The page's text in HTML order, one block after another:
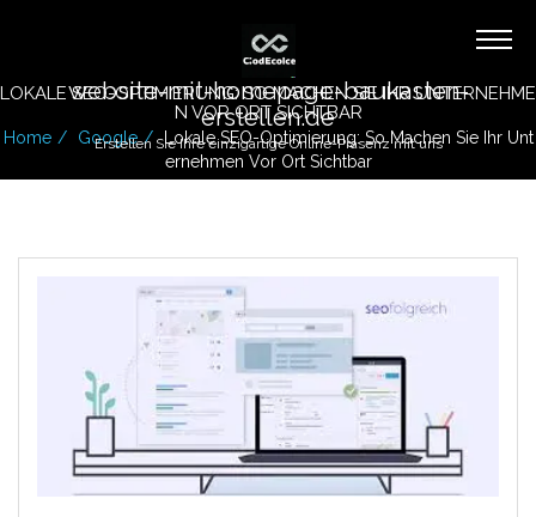
website-mit-homepage-baukasten-
erstellen.de
Erstellen Sie Ihre einzigartige Online-Präsenz mit uns
LOKALE SEO-OPTIMIERUNG: SO MACHEN SIE IHR UNTERNEHME
N VOR ORT SICHTBAR
Home Google
Lokale SEO-Optimierung: So Machen Sie Ihr Unt
Ernehmen Vor Ort Sichtbar